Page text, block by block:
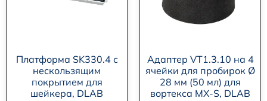
Платформа SK330.4 с
нескользящим
покрытием для
шейкера, DLAB
Адаптер VT1.3.10 на 4
ячейки для пробирок Ø
28 мм (50 мл) для
вортекса MX-S, DLAB